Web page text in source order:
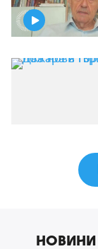
НОВИНИ